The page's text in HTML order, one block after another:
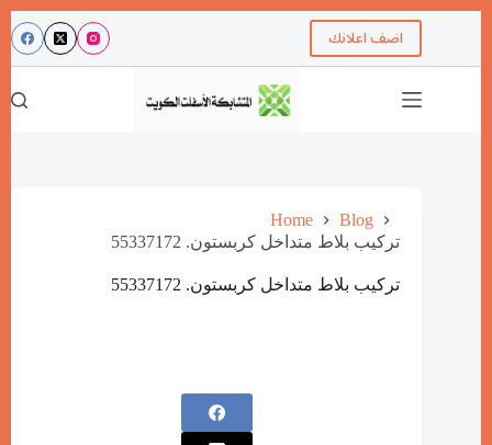
اضف اعلانك
Home
Blog
تركيب بلاط متداخل كربستون. 55337172
تركيب بلاط متداخل كربستون. 55337172